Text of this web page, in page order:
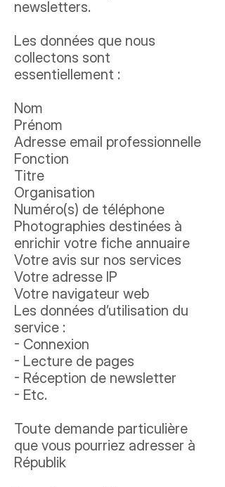
newsletters.
Les données que nous
collectons sont
essentiellement :
Nom
Prénom
Adresse email professionnelle
Fonction
Titre
Organisation
Numéro(s) de téléphone
Photographies destinées à
enrichir votre fiche annuaire
Votre avis sur nos services
Votre adresse IP
Votre navigateur web
Les données d’utilisation du
service :
- Connexion
- Lecture de pages
- Réception de newsletter
- Etc.
Toute demande particulière
que vous pourriez adresser à
Républik